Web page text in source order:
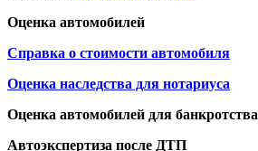
Оценка автомобилей
Справка о стоимости автомобиля
Оценка наследства для нотариуса
Оценка автомобилей для банкротства
Автоэкспертиза после ДТП